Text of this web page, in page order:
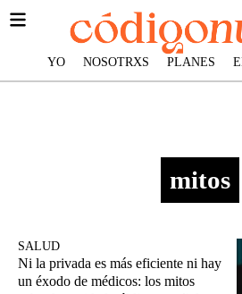
YO NOSOTRXS PLANES
mitos
SALUD
Ni la privada es más eficiente ni hay
un éxodo de médicos: los mitos